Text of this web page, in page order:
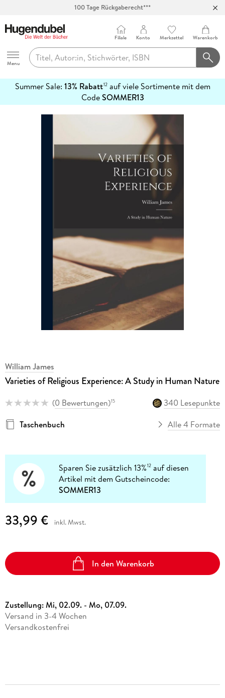
100 Tage Rückgaberecht***
Hugendubel
Menu
Filiale Konto Merkzettel Warenkorb
Summer Sale: 13% Rabatt12auf viele Sortimente mit dem
CodeSOMMER13
erfahren
William James
Varieties of Religious Experience: A Study in Human Nature
(0 Bewertungen)15
340 Lesepunkte
Taschenbuch
Alle 4 Formate
Sparen Sie zusätzlich 13%12 auf diesen
Artikel mit dem Gutscheincode:
SOMMER13
33,99 € inkl. Mwst.
In den Warenkorb
Zustellung:Mi, 02.09. - Mo, 07.09.
Versand in 3-4 Wochen
Versandkostenfrei